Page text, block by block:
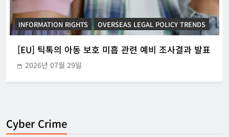
INFORMATION RIGHTS KOREAN ICT POLICY TRENDS
[KOR] ‘본인전송요구권’ 사전협의 지원 시범운영
2026년 07월 21일
Cyber Crime